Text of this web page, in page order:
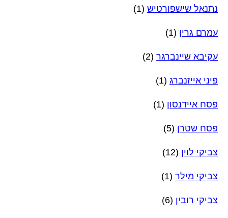
נתנאל שישפורטיש (1)
עמרם גרין (1)
עקיבא שיינברגר (2)
פיני אייזנברג (1)
פסח איידנסון (1)
פסח שטרן (5)
צביקי לוין (12)
צביקי מילר (1)
צביקי רובין (6)